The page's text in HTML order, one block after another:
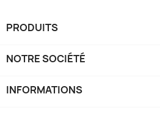
PRODUITS
NOTRE SOCIÉTÉ
INFORMATIONS